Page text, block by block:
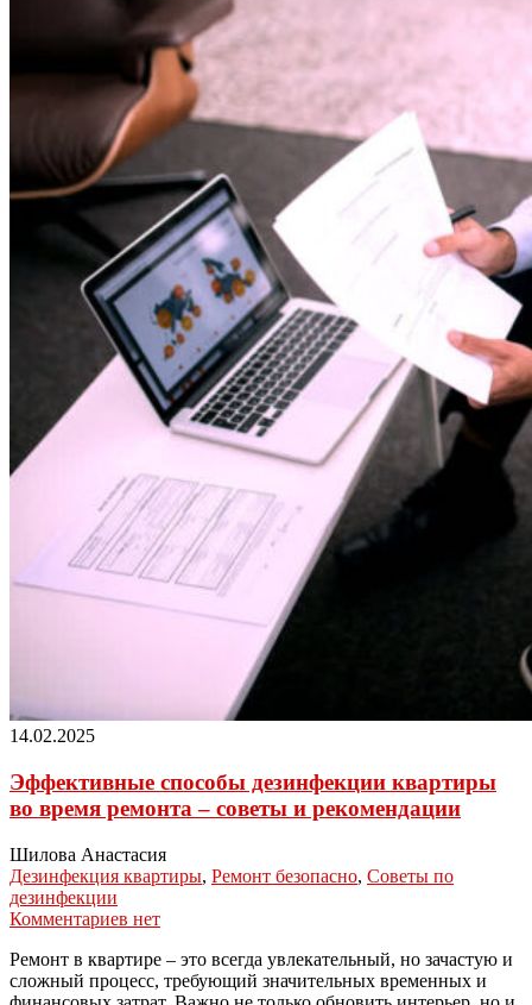
14.02.2025
Эффективные способы дезинфекции квартиры
во время ремонта – советы и рекомендации
Шилова Анастасия
Дезинфекция квартиры, Ремонт безопасно, Советы по
дезинфекции
Комментариев нет
Ремонт в квартире – это всегда увлекательный, но зачастую и
сложный процесс, требующий значительных временных и